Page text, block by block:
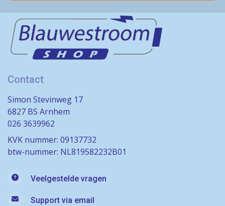
Contact
Simon Stevinweg 17
6827 BS Arnhem
026 3639962
KVK nummer: 09137732
btw-nummer: NL819582232B01
Veelgestelde vragen
Support via email